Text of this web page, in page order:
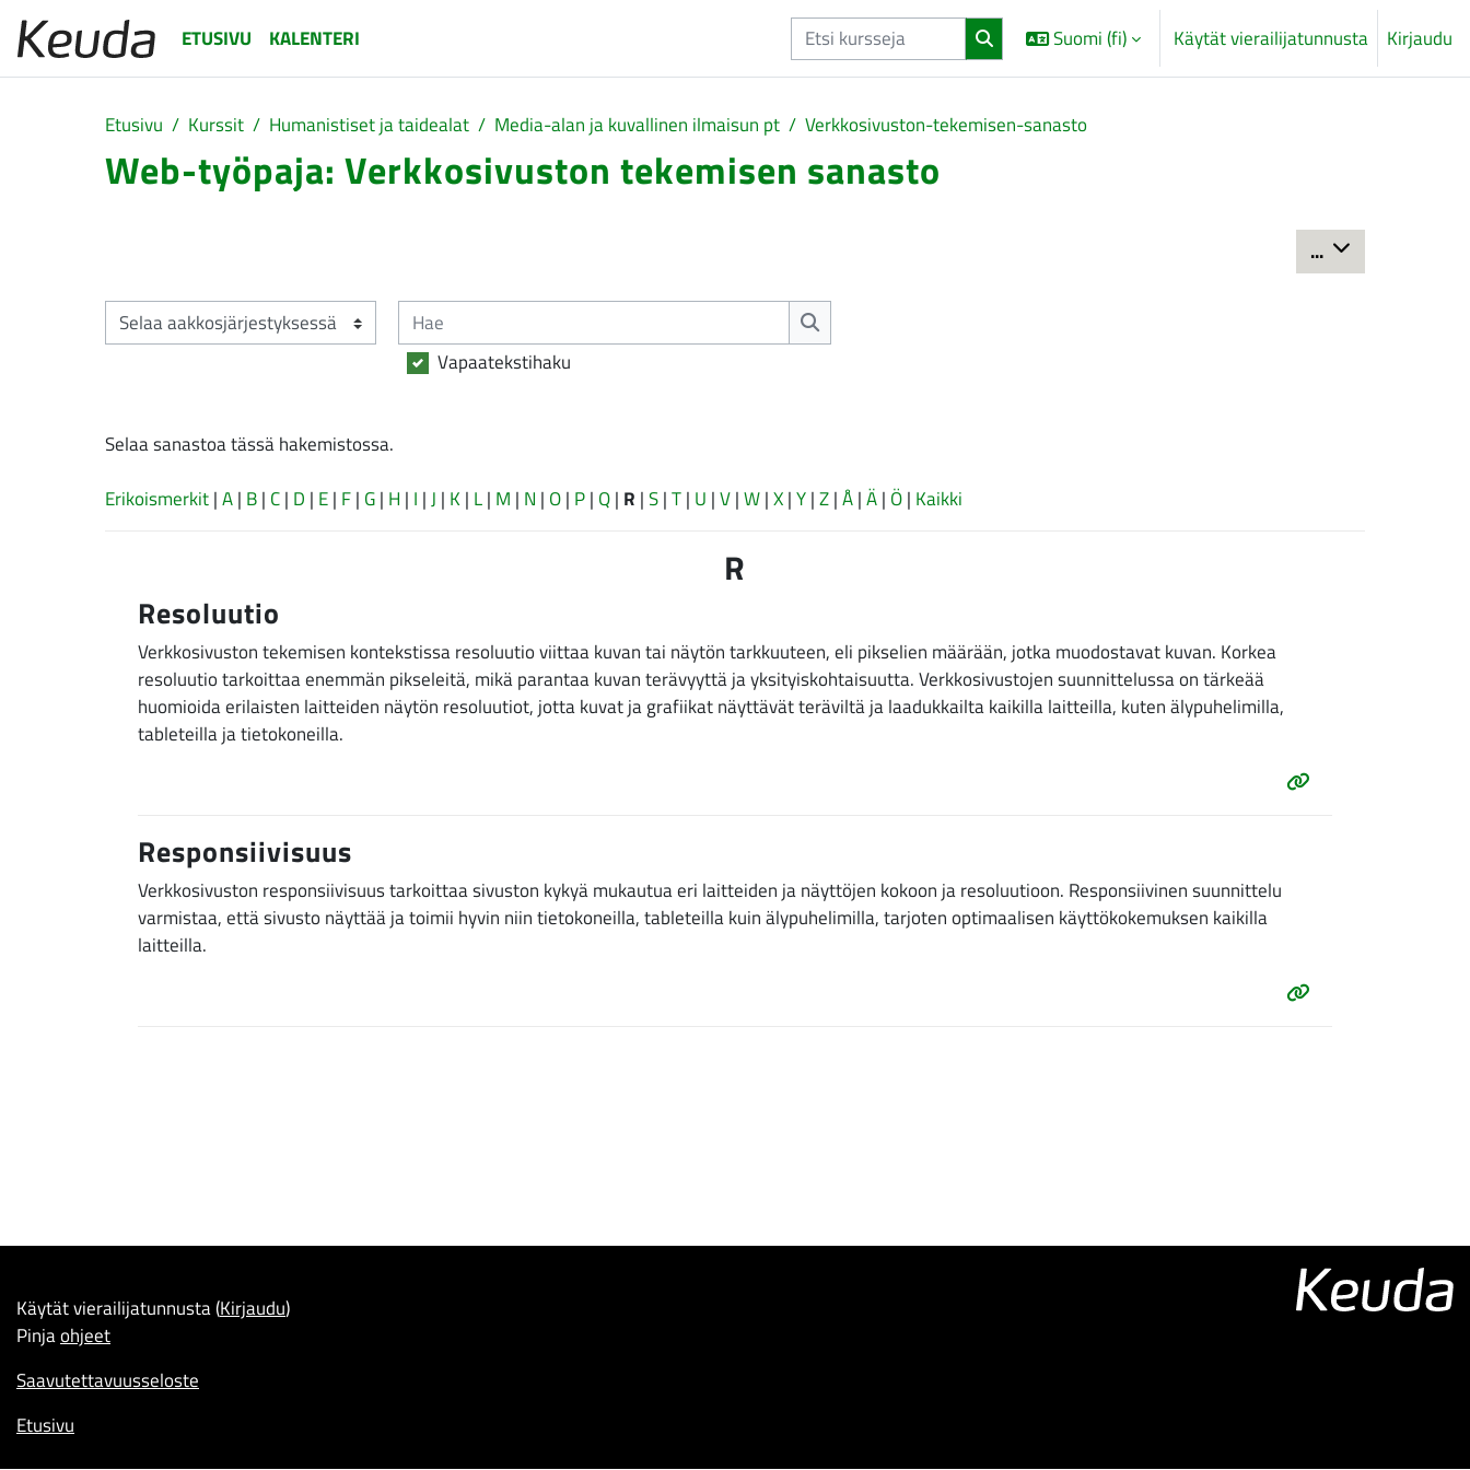
ETUSIVU
KALENTERI Suomi ‎(fi)‎ Käytät vierailijatunnusta Kirjaudu
Etusivu Kurssit Humanistiset ja taidealat Media-alan ja kuvallinen ilmaisun pt Verkkosivuston-tekemisen-sanasto
Web-työpaja: Verkkosivuston tekemisen sanasto
... Vie hakusanat
Selaa sanastoa tässä hakemistossa.
Hae
Hae
Vapaatekstihaku
Selaa sanastoa tässä hakemistossa.
Erikoismerkit|A| B| C| D | E| F| G| H | I |J | K| L| M | N | O| P| Q| R |S|T| U |V|W|X|Y|Z|Å|Ä| Ö| Kaikki
R
Resoluutio
Verkkosivuston tekemisen kontekstissa resoluutio viittaa kuvan tai näytön tarkkuuteen, eli pikselien määrään, jotka muodostavat kuvan. Korkea
resoluutio tarkoittaa enemmän pikseleitä, mikä parantaa kuvan terävyyttä ja yksityiskohtaisuutta. Verkkosivustojen suunnittelussa on tärkeää
huomioida erilaisten laitteiden näytön resoluutiot, jotta kuvat ja grafiikat näyttävät teräviltä ja laadukkailta kaikilla laitteilla, kuten älypuhelimilla,
tableteilla ja tietokoneilla.
Responsiivisuus
Verkkosivuston responsiivisuus tarkoittaa sivuston kykyä mukautua eri laitteiden ja näyttöjen kokoon ja resoluutioon. Responsiivinen suunnittelu
varmistaa, että sivusto näyttää ja toimii hyvin niin tietokoneilla, tableteilla kuin älypuhelimilla, tarjoten optimaalisen käyttökokemuksen kaikilla
laitteilla.
Käytät vierailijatunnusta (Kirjaudu)
Pinjaohjeet
Saavutettavuusseloste
Etusivu